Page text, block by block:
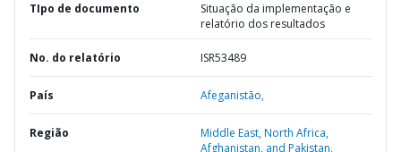
TIpo de documento
Situação da implementação e
relatório dos resultados
No. do relatório ISR53489
País Afeganistão,
Região
Middle East, North Africa,
Afghanistan, and Pakistan,